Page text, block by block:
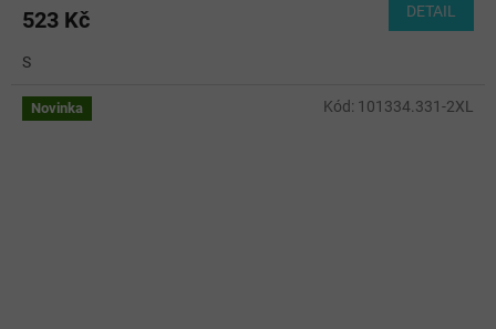
523 Kč DETAIL
S
Novinka Kód: 101334.331-2XL